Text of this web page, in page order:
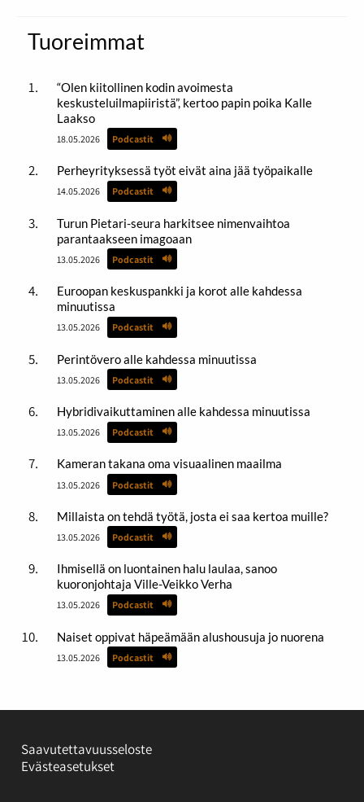
Tuoreimmat
“Olen kiitollinen kodin avoimesta
keskusteluilmapiiristä”, kertoo papin poika Kalle
Laakso
18.05.2026 Podcastit
Perheyrityksessä työt eivät aina jää työpaikalle
14.05.2026 Podcastit
Turun Pietari-seura harkitsee nimenvaihtoa
parantaakseen imagoaan
13.05.2026 Podcastit
Euroopan keskuspankki ja korot alle kahdessa
minuutissa
13.05.2026 Podcastit
Perintövero alle kahdessa minuutissa
13.05.2026 Podcastit
Hybridivaikuttaminen alle kahdessa minuutissa
13.05.2026 Podcastit
Kameran takana oma visuaalinen maailma
13.05.2026 Podcastit
Millaista on tehdä työtä, josta ei saa kertoa muille?
13.05.2026 Podcastit
Ihmisellä on luontainen halu laulaa, sanoo
kuoronjohtaja Ville-Veikko Verha
13.05.2026 Podcastit
Naiset oppivat häpeämään alushousuja jo nuorena
13.05.2026 Podcastit
Saavutettavuusseloste
Evästeasetukset